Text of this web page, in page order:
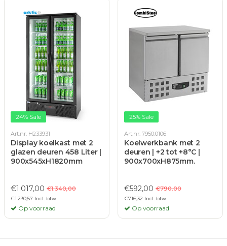
24% Sale
Art.nr. H233931
Display koelkast met 2
glazen deuren 458 Liter |
900x545xH1820mm
€1.017,00 €1.340,00
€1.230,57 Incl. btw
Op voorraad
25% Sale
Art.nr. 7950.0106
Koelwerkbank met 2
deuren | +2 tot +8°C |
900x700xH875mm.
€592,00 €790,00
€716,32 Incl. btw
Op voorraad